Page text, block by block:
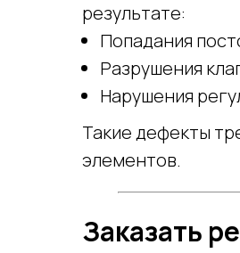
результате:
Попадания
Разрушения
Нарушения
Такие дефекты
элементов.
Заказать